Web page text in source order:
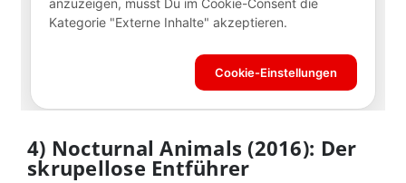
4) Nocturnal Animals (2016): Der
skrupellose Entführer